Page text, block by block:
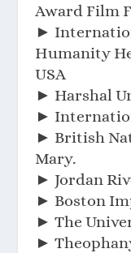
Award Film
►
Humanity
USA
► Harshal
►
► British
Mary.
► Jordan
► Boston
► The
►